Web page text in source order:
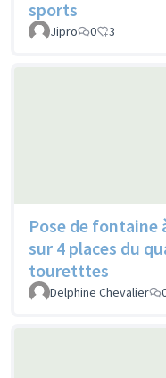
sports
Jipro 0 3
Pose de fontaine
sur 4 places du
touretttes
Delphine Chevalier